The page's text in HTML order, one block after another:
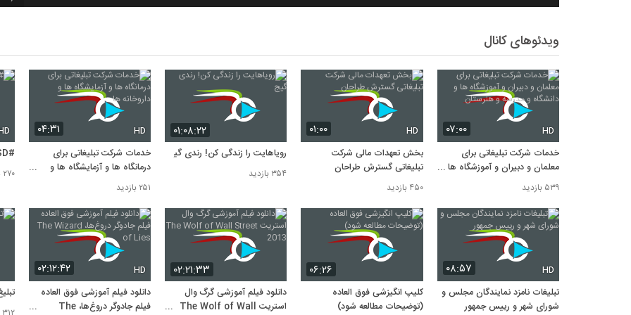
10
ویدئوهای کانال
۰۷:۰۰ HD
خدمات شرکت تبلیغاتی برای
معلمان و دبیران و آموزشگاه ها و
دانشگاه و مدرسه و هنرستان
۵۳۹ بازدید
۰۱:۰۰ HD
بخش تعهدات مالی شرکت
تبلیغاتی گسترش طراحان
۴۵۰ بازدید
۰۱:۰۸:۲۲
رویاهایت را زندگی کن! رندی گیج
۳۵۴ بازدید
۰۴:۳۱ HD
خدمات شرکت تبلیغاتی برای
درمانگاه ها و آزمایشگاه ها و
داروخانه ها
۲۵۱ بازدید
#USSD
۲۷۰ بازدید
۰۸:۵۷ HD
تبلیغات نامزد نمایندگان مجلس و
شورای شهر و رییس جمهور
۰۶:۲۶
کلیپ انگیزشی فوق العاده
(توضیحات مطالعه شود)
۰۲:۲۱:۳۳
دانلود فیلم آموزشی گرگ وال
استریت The Wolf of Wall
۰۲:۱۲:۴۲ HD
دانلود فیلم آموزشی فوق العاده
فیلم جادوگر دروغ‌ها، The